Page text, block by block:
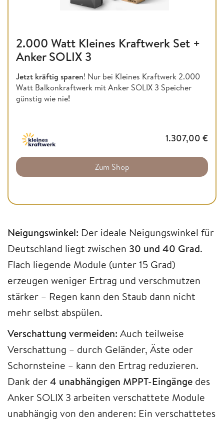
2.000 Watt Kleines Kraftwerk Set +
Anker SOLIX 3
Jetzt kräftig sparen! Nur bei Kleines Kraftwerk 2.000
Watt Balkonkraftwerk mit Anker SOLIX 3 Speicher
günstig wie nie!
1.307,00 €
Zum Shop
Neigungswinkel: Der ideale Neigungswinkel für
Deutschland liegt zwischen 30 und 40 Grad.
Flach liegende Module (unter 15 Grad)
erzeugen weniger Ertrag und verschmutzen
stärker – Regen kann den Staub dann nicht
mehr selbst abspülen.
Verschattung vermeiden: Auch teilweise
Verschattung – durch Geländer, Äste oder
Schornsteine – kann den Ertrag reduzieren.
Dank der4 unabhängigen MPPT-Eingänge des
Anker SOLIX 3 arbeiten verschattete Module
unabhängig von den anderen: Ein verschattetes